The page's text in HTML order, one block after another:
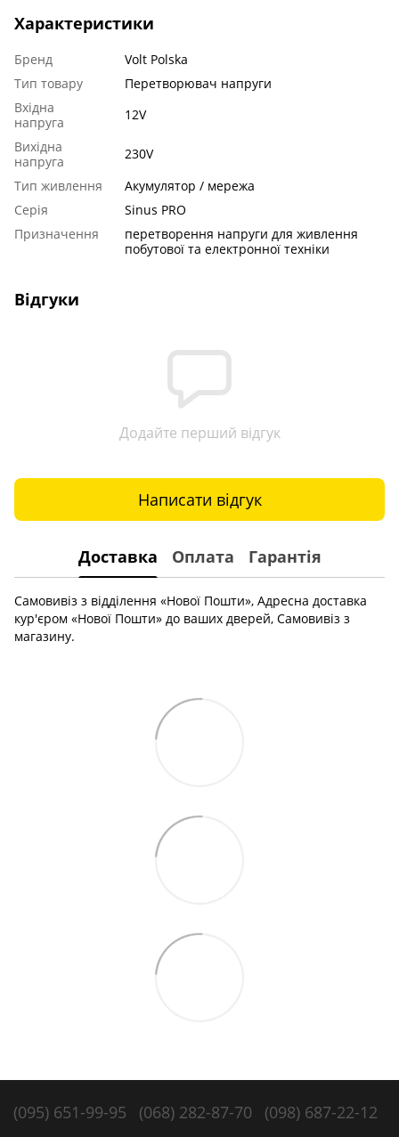
Характеристики
Бренд
Volt Polska
Тип товару
Перетворювач напруги
Вхідна
напруга
12V
Вихідна
напруга
230V
Тип живлення
Акумулятор / мережа
Серія
Sinus PRO
Призначення
перетворення напруги для живлення
побутової та електронної техніки
Відгуки
Додайте перший відгук
Написати відгук
Доставка Оплата Гарантія
Самовивіз з відділення «Нової Пошти», Адресна доставка
кур'єром «Нової Пошти» до ваших дверей, Самовивіз з
магазину.
(095) 651-99-95 (068) 282-87-70 (098) 687-22-12